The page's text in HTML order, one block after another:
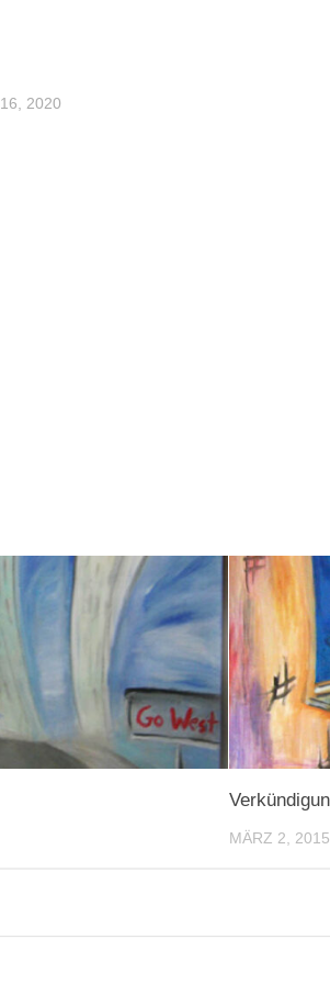
2020
MÄRZ 2, 2015